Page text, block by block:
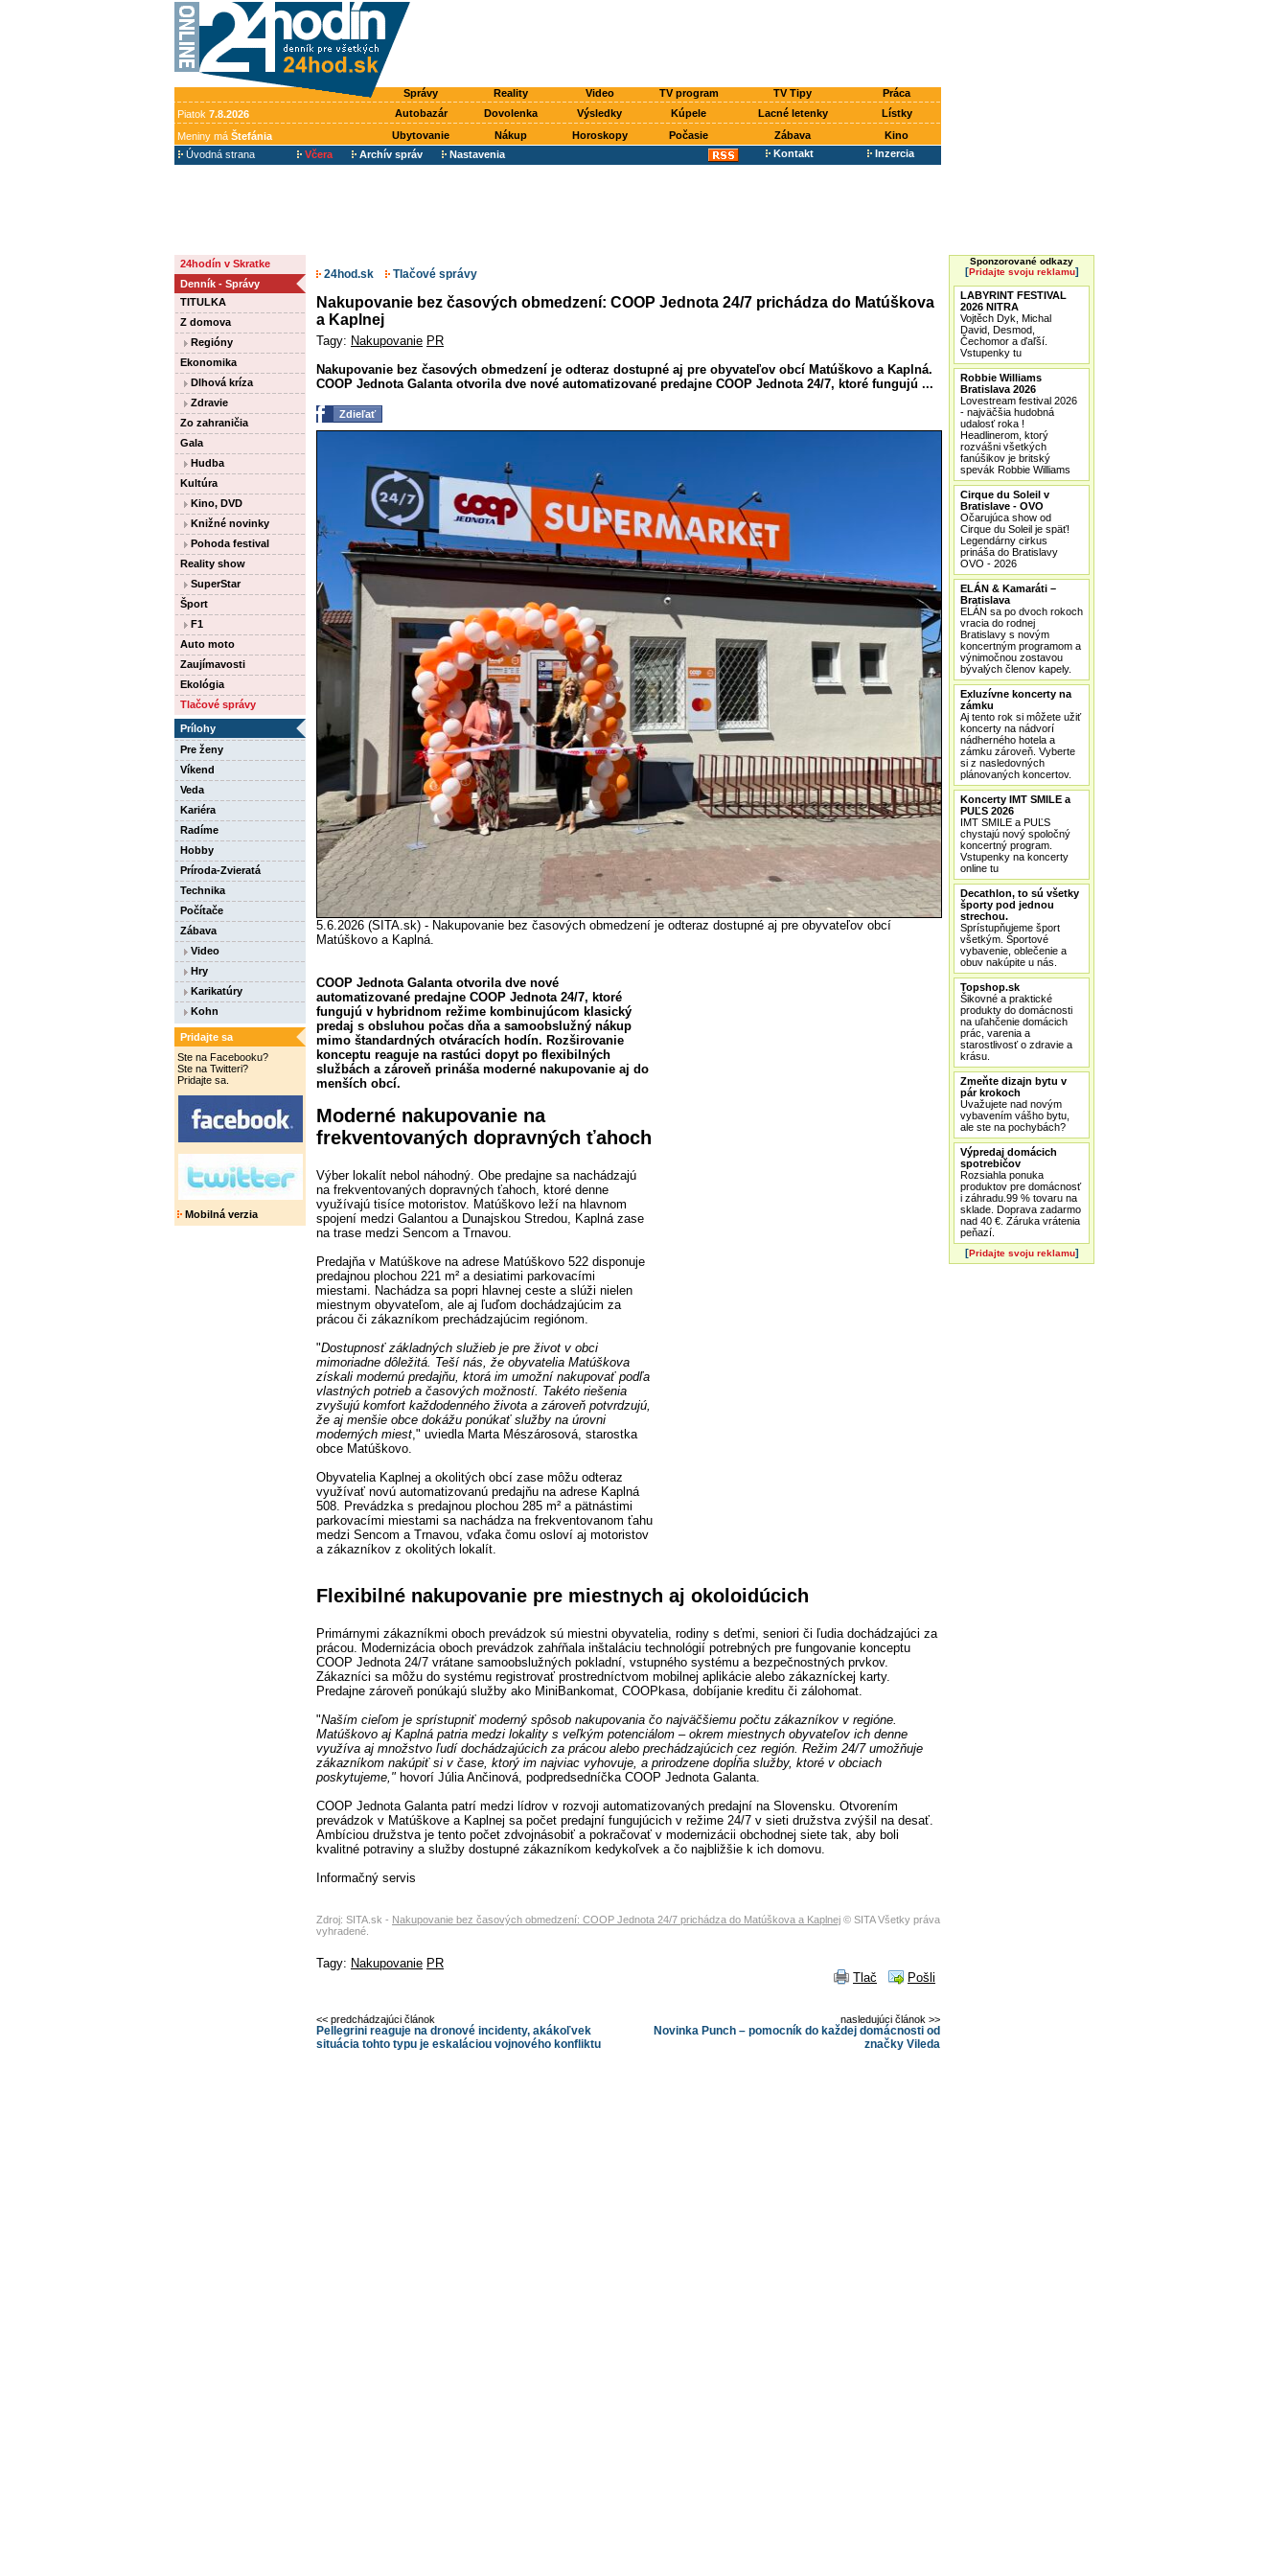
Správy Reality Video TV program TV Tipy
Práca
Piatok 7.8.2026 Autobazár Dovolenka Výsledky Kúpele Lacné letenky
Lístky
Meniny má Štefánia Ubytovanie Nákup Horoskopy Počasie Zábava
Kino
Úvodná strana
Včera Archív správ Nastavenia Kontakt Inzercia
24hodín v Skratke
Denník - Správy
TITULKA
Z domova
Regióny
Ekonomika
Dlhová kríza
Zdravie
Zo zahraničia
Gala
Hudba
Kultúra
Kino, DVD
Knižné novinky
Pohoda festival
Reality show
SuperStar
Šport
F1
Auto moto
Zaujímavosti
Ekológia
Tlačové správy
Prílohy
Pre ženy
Víkend
Veda
Kariéra
Radíme
Hobby
Príroda-Zvieratá
Technika
Počítače
Zábava
Video
Hry
Karikatúry
Kohn
Pridajte sa
Ste na Facebooku?
Ste na Twitteri?
Pridajte sa.
Mobilná verzia
24hod.sk Tlačové správy
Nakupovanie bez časových obmedzení: COOP Jednota 24/7 prichádza do Matúškova
a Kaplnej
Tagy: Nakupovanie PR
Nakupovanie bez časových obmedzení je odteraz dostupné aj pre obyvateľov obcí Matúškovo a Kaplná.
COOP Jednota Galanta otvorila dve nové automatizované predajne COOP Jednota 24/7, ktoré fungujú ...
Zdieľať
5.6.2026 (SITA.sk) - Nakupovanie bez časových obmedzení je odteraz dostupné aj pre obyvateľov obcí
Matúškovo a Kaplná.
COOP Jednota Galanta otvorila dve nové
automatizované predajne COOP Jednota 24/7, ktoré
fungujú v hybridnom režime kombinujúcom klasický
predaj s obsluhou počas dňa a samoobslužný nákup
mimo štandardných otváracích hodín. Rozširovanie
konceptu reaguje na rastúci dopyt po flexibilných
službách a zároveň prináša moderné nakupovanie aj do
menších obcí.
Moderné nakupovanie na
frekventovaných dopravných ťahoch
Výber lokalít nebol náhodný. Obe predajne sa nachádzajú
na frekventovaných dopravných ťahoch, ktoré denne
využívajú tisíce motoristov. Matúškovo leží na hlavnom
spojení medzi Galantou a Dunajskou Stredou, Kaplná zase
na trase medzi Sencom a Trnavou.
Predajňa v Matúškove na adrese Matúškovo 522 disponuje
predajnou plochou 221 m² a desiatimi parkovacími
miestami. Nachádza sa popri hlavnej ceste a slúži nielen
miestnym obyvateľom, ale aj ľuďom dochádzajúcim za
prácou či zákazníkom prechádzajúcim regiónom.
"Dostupnosť základných služieb je pre život v obci
mimoriadne dôležitá. Teší nás, že obyvatelia Matúškova
získali modernú predajňu, ktorá im umožní nakupovať podľa
vlastných potrieb a časových možností. Takéto riešenia
zvyšujú komfort každodenného života a zároveň potvrdzujú,
že aj menšie obce dokážu ponúkať služby na úrovni
moderných miest ," uviedla Marta Mészárosová, starostka
obce Matúškovo.
Obyvatelia Kaplnej a okolitých obcí zase môžu odteraz
využívať novú automatizovanú predajňu na adrese Kaplná
508. Prevádzka s predajnou plochou 285 m² a pätnástimi
parkovacími miestami sa nachádza na frekventovanom ťahu
medzi Sencom a Trnavou, vďaka čomu osloví aj motoristov
a zákazníkov z okolitých lokalít.
Flexibilné nakupovanie pre miestnych aj okoloidúcich
Primárnymi zákazníkmi oboch prevádzok sú miestni obyvatelia, rodiny s deťmi, seniori či ľudia dochádzajúci za
prácou. Modernizácia oboch prevádzok zahŕňala inštaláciu technológií potrebných pre fungovanie konceptu
COOP Jednota 24/7 vrátane samoobslužných pokladní, vstupného systému a bezpečnostných prvkov.
Zákazníci sa môžu do systému registrovať prostredníctvom mobilnej aplikácie alebo zákazníckej karty.
Predajne zároveň ponúkajú služby ako MiniBankomat, COOPkasa, dobíjanie kreditu či zálohomat.
"Naším cieľom je sprístupniť moderný spôsob nakupovania čo najväčšiemu počtu zákazníkov v regióne.
Matúškovo aj Kaplná patria medzi lokality s veľkým potenciálom – okrem miestnych obyvateľov ich denne
využíva aj množstvo ľudí dochádzajúcich za prácou alebo prechádzajúcich cez región. Režim 24/7 umožňuje
zákazníkom nakúpiť si v čase, ktorý im najviac vyhovuje, a prirodzene dopĺňa služby, ktoré v obciach
poskytujeme," hovorí Júlia Ančinová, podpredsedníčka COOP Jednota Galanta.
COOP Jednota Galanta patrí medzi lídrov v rozvoji automatizovaných predajní na Slovensku. Otvorením
prevádzok v Matúškove a Kaplnej sa počet predajní fungujúcich v režime 24/7 v sieti družstva zvýšil na desať.
Ambíciou družstva je tento počet zdvojnásobiť a pokračovať v modernizácii obchodnej siete tak, aby boli
kvalitné potraviny a služby dostupné zákazníkom kedykoľvek a čo najbližšie k ich domovu.
Informačný servis
Zdroj: SITA.sk - Nakupovanie bez časových obmedzení: COOP Jednota 24/7 prichádza do Matúškova a Kaplnej © SITA Všetky práva
vyhradené.
Tagy: Nakupovanie PR
Tlač
Pošli
nasledujúci článok >>
Novinka Punch – pomocník do každej domácnosti od
značky Vileda
<< predchádzajúci článok
Pellegrini reaguje na dronové incidenty, akákoľvek
situácia tohto typu je eskaláciou vojnového konfliktu
Sponzorované odkazy
[Pridajte svoju reklamu]
LABYRINT FESTIVAL
2026 NITRA
Vojtěch Dyk, Michal
David, Desmod,
Čechomor a ďaľší.
Vstupenky tu
Robbie Williams
Bratislava 2026
Lovestream festival 2026
- najväčšia hudobná
udalosť roka !
Headlinerom, ktorý
rozvášni všetkých
fanúšikov je britský
spevák Robbie Williams
Cirque du Soleil v
Bratislave - OVO
Očarujúca show od
Cirque du Soleil je späť!
Legendárny cirkus
prináša do Bratislavy
OVO - 2026
ELÁN & Kamaráti –
Bratislava
ELÁN sa po dvoch rokoch
vracia do rodnej
Bratislavy s novým
koncertným programom a
výnimočnou zostavou
bývalých členov kapely.
Exluzívne koncerty na
zámku
Aj tento rok si môžete užiť
koncerty na nádvorí
nádherného hotela a
zámku zároveň. Vyberte
si z nasledovných
plánovaných koncertov.
Koncerty IMT SMILE a
PUĽS 2026
IMT SMILE a PUĽS
chystajú nový spoločný
koncertný program.
Vstupenky na koncerty
online tu
Decathlon, to sú všetky
športy pod jednou
strechou.
Sprístupňujeme šport
všetkým. Športové
vybavenie, oblečenie a
obuv nakúpite u nás.
Topshop.sk
Šikovné a praktické
produkty do domácnosti
na uľahčenie domácich
prác, varenia a
starostlivosť o zdravie a
krásu.
Zmeňte dizajn bytu v
pár krokoch
Uvažujete nad novým
vybavením vášho bytu,
ale ste na pochybách?
Výpredaj domácich
spotrebičov
Rozsiahla ponuka
produktov pre domácnosť
i záhradu.99 % tovaru na
sklade. Doprava zadarmo
nad 40 €. Záruka vrátenia
peňazí.
[Pridajte svoju reklamu]